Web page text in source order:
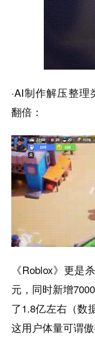
·AI制作解压整
翻倍：
《Roblox》更是
元，同时新增
了1.8亿左右（数
这用户体量可谓傲